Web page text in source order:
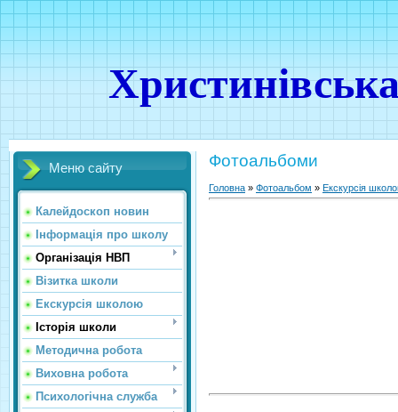
Меню сайту
Калейдоскоп новин
Інформація про школу
Організація НВП
Візитка школи
Екскурсія школою
Історія школи
Методична робота
Виховна робота
Психологічна служба
Фотоальбоми
Головна » Фотоальбом » Екскурсія